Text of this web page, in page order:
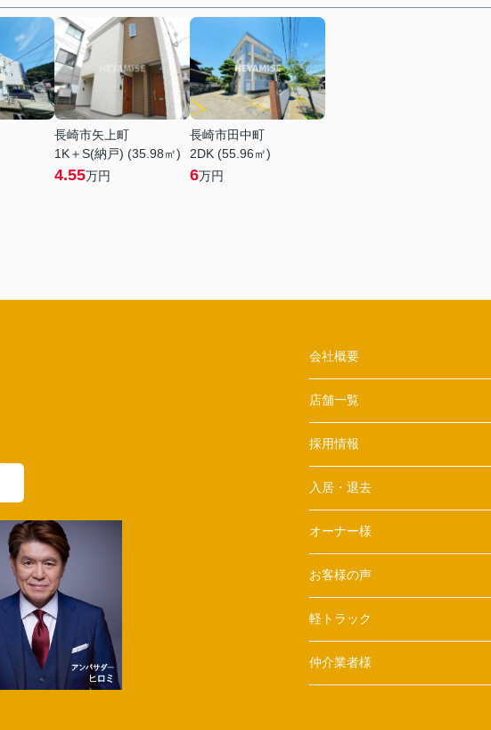
長崎市矢上町
1K＋S(納戸) (35.98㎡)
4.55万円
長崎市田中町
2DK (55.96㎡)
6万円
会社概要
店舗一覧
採用情報
入居・退去
オーナー様
お客様の声
軽トラック
仲介業者様